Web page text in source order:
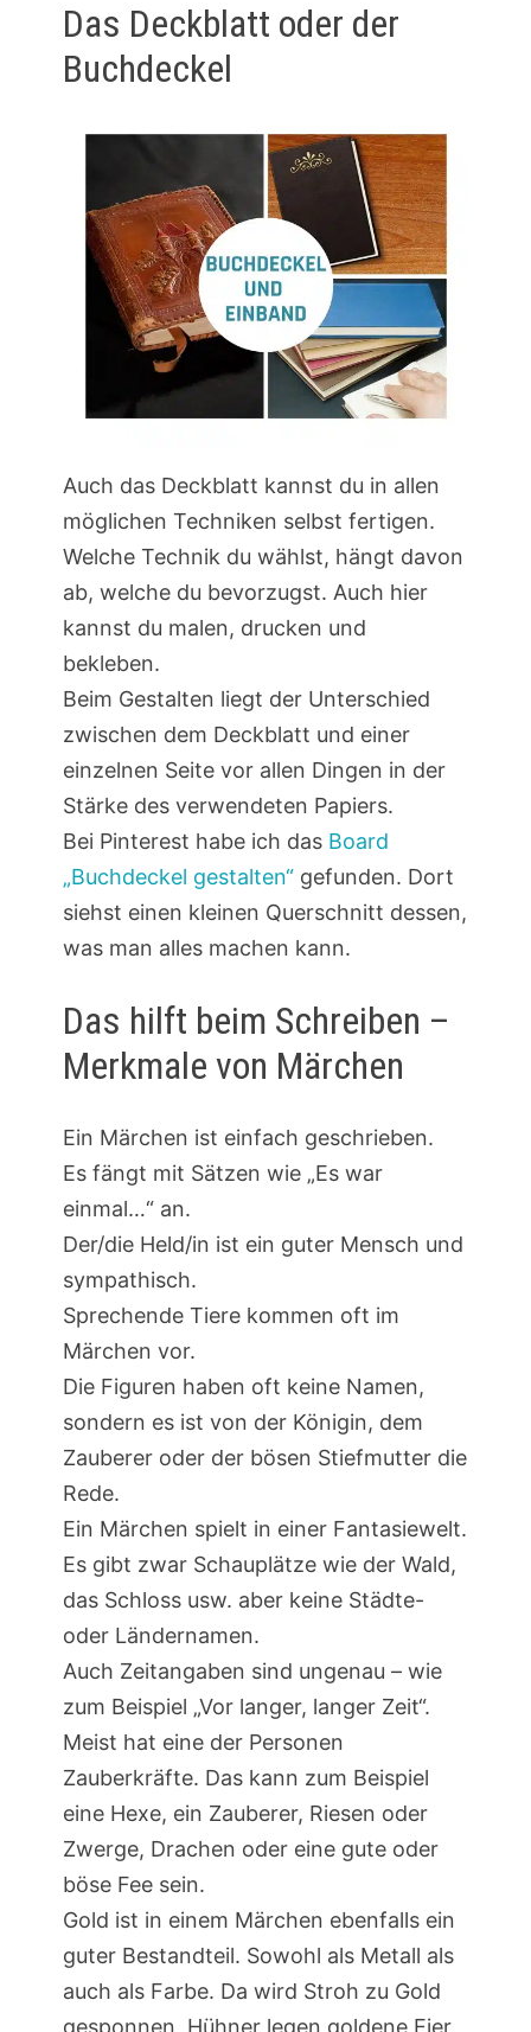
Das Deckblatt oder der
Buchdeckel
Auch das Deckblatt kannst du in allen
möglichen Techniken selbst fertigen.
Welche Technik du wählst, hängt davon
ab, welche du bevorzugst. Auch hier
kannst du malen, drucken und
bekleben.
Beim Gestalten liegt der Unterschied
zwischen dem Deckblatt und einer
einzelnen Seite vor allen Dingen in der
Stärke des verwendeten Papiers.
Bei Pinterest habe ich das Board
„Buchdeckel gestalten“gefunden. Dort
siehst einen kleinen Querschnitt dessen,
was man alles machen kann.
Das hilft beim Schreiben –
Merkmale von Märchen
Ein Märchen ist einfach geschrieben.
Es fängt mit Sätzen wie „Es war
einmal…“ an.
Der/die Held/in ist ein guter Mensch und
sympathisch.
Sprechende Tiere kommen oft im
Märchen vor.
Die Figuren haben oft keine Namen,
sondern es ist von der Königin, dem
Zauberer oder der bösen Stiefmutter die
Rede.
Ein Märchen spielt in einer Fantasiewelt.
Es gibt zwar Schauplätze wie der Wald,
das Schloss usw. aber keine Städte-
oder Ländernamen.
Auch Zeitangaben sind ungenau – wie
zum Beispiel „Vor langer, langer Zeit“.
Meist hat eine der Personen
Zauberkräfte. Das kann zum Beispiel
eine Hexe, ein Zauberer, Riesen oder
Zwerge, Drachen oder eine gute oder
böse Fee sein.
Gold ist in einem Märchen ebenfalls ein
guter Bestandteil. Sowohl als Metall als
auch als Farbe. Da wird Stroh zu Gold
gesponnen, Hühner legen goldene Eier